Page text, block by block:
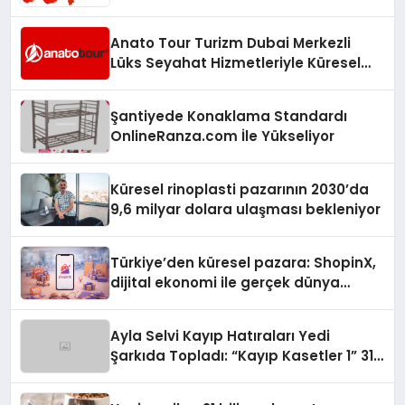
Anato Tour Turizm Dubai Merkezli
Lüks Seyahat Hizmetleriyle Küresel
Şantiyede Konaklama Standardı
OnlineRanza.com İle Yükseliyor
Küresel rinoplasti pazarının 2030’da
9,6 milyar dolara ulaşması bekleniyor
Türkiye’den küresel pazara: ShopinX,
dijital ekonomi ile gerçek dünya
Ayla Selvi Kayıp Hatıraları Yedi
Şarkıda Topladı: “Kayıp Kasetler 1” 31